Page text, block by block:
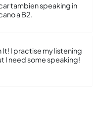
tambien speaking in
a B2.
I practise my listening
I need some speaking!